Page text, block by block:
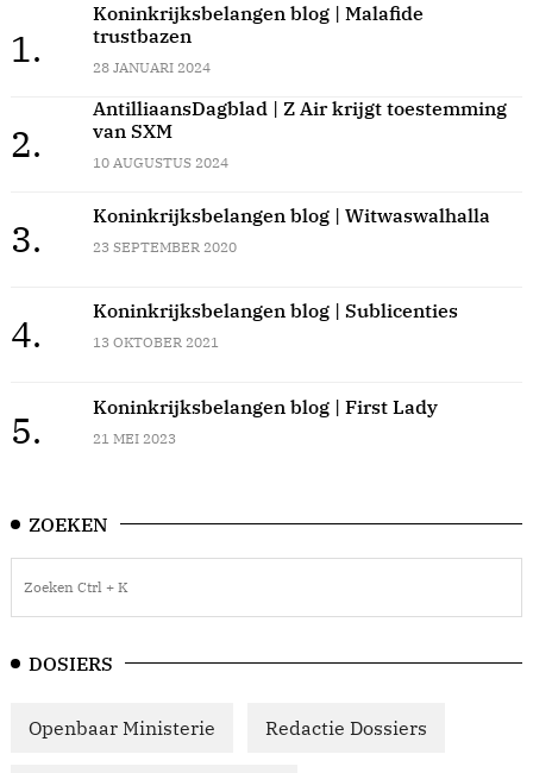
1.
Koninkrijksbelangen blog | Malafide
trustbazen
28 JANUARI 2024
2.
AntilliaansDagblad | Z Air krijgt toestemming
van SXM
10 AUGUSTUS 2024
3.
Koninkrijksbelangen blog | Witwaswalhalla
23 SEPTEMBER 2020
4.
Koninkrijksbelangen blog | Sublicenties
13 OKTOBER 2021
5.
Koninkrijksbelangen blog | First Lady
21 MEI 2023
ZOEKEN
DOSIERS
Openbaar Ministerie Redactie Dossiers